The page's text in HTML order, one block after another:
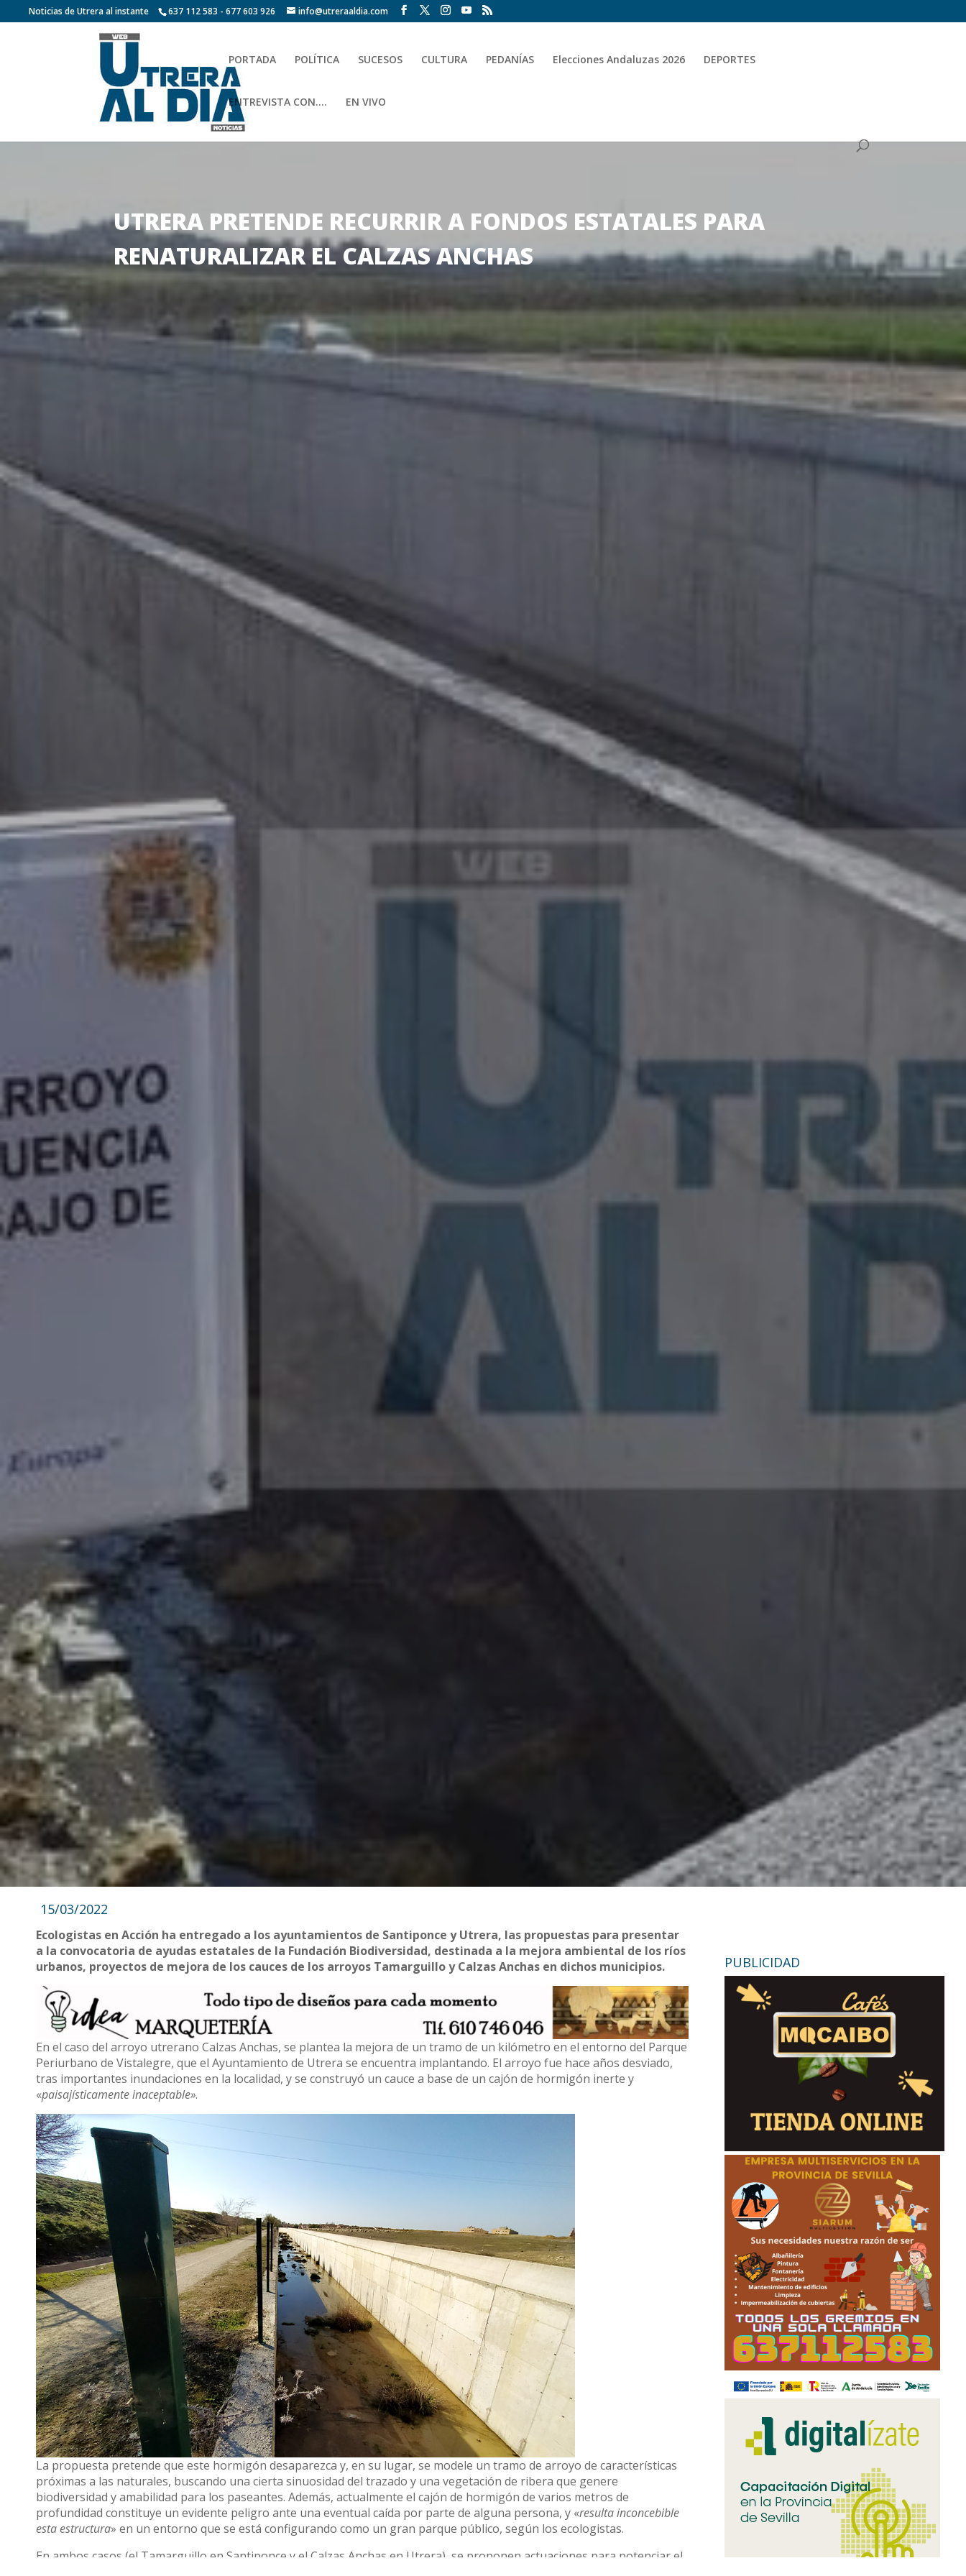
Noticias de Utrera al instante 637 112 583 - 677 603 926 info@utreraaldia.com
PORTADA POLÍTICA SUCESOS CULTURA PEDANÍAS Elecciones Andaluzas 2026 DEPORTES
ENTREVISTA CON…. EN VIVO
UTRERA PRETENDE RECURRIR A FONDOS ESTATALES PARA
RENATURALIZAR EL CALZAS ANCHAS
15/03/2022
Ecologistas en Acción ha entregado a los ayuntamientos de Santiponce y Utrera, las propuestas para presentar
a la convocatoria de ayudas estatales de la Fundación Biodiversidad, destinada a la mejora ambiental de los ríos
urbanos, proyectos de mejora de los cauces de los arroyos Tamarguillo y Calzas Anchas en dichos municipios.
En el caso del arroyo utrerano Calzas Anchas, se plantea la mejora de un tramo de un kilómetro en el entorno del Parque
Periurbano de Vistalegre, que el Ayuntamiento de Utrera se encuentra implantando. El arroyo fue hace años desviado,
tras importantes inundaciones en la localidad, y se construyó un cauce a base de un cajón de hormigón inerte y
«paisajísticamente inaceptable».
La propuesta pretende que este hormigón desaparezca y, en su lugar, se modele un tramo de arroyo de características
próximas a las naturales, buscando una cierta sinuosidad del trazado y una vegetación de ribera que genere
biodiversidad y amabilidad para los paseantes. Además, actualmente el cajón de hormigón de varios metros de
profundidad constituye un evidente peligro ante una eventual caída por parte de alguna persona, y «resulta inconcebible
esta estructura» en un entorno que se está configurando como un gran parque público, según los ecologistas.
En ambos casos (el Tamarguillo en Santiponce y el Calzas Anchas en Utrera), se proponen actuaciones para potenciar el
PUBLICIDAD